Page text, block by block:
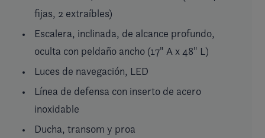
fijas, 2 extraíbles)
Escalera, inclinada, de alcance profundo,
oculta con peldaño ancho (17" A x 48" L)
Luces de navegación, LED
Línea de defensa con inserto de acero
inoxidable
Ducha, transom y proa